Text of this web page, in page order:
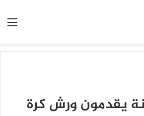
يقدمون ورش كرة